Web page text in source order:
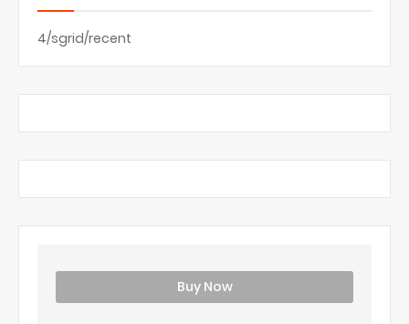
4/sgrid/recent
Buy Now